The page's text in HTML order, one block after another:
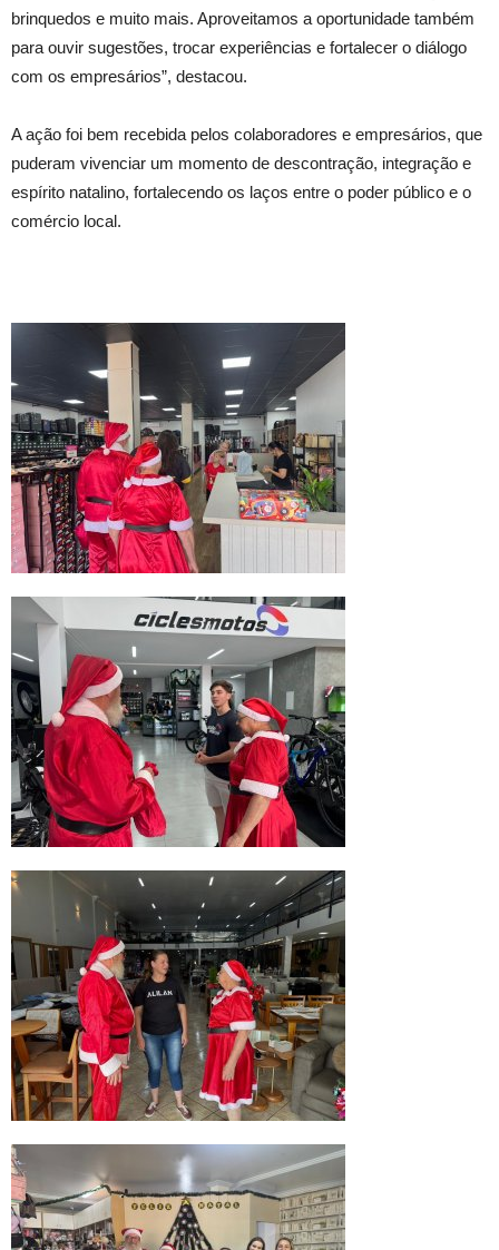
brinquedos e muito mais. Aproveitamos a oportunidade também
para ouvir sugestões, trocar experiências e fortalecer o diálogo
com os empresários”, destacou.
A ação foi bem recebida pelos colaboradores e empresários, que
puderam vivenciar um momento de descontração, integração e
espírito natalino, fortalecendo os laços entre o poder público e o
comércio local.